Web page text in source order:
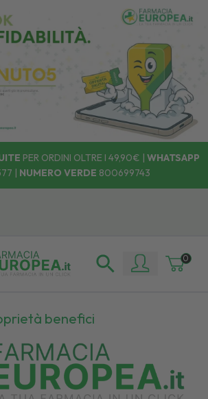
PER ORDINI OLTRE I 49,90€ | WHATSAPP
| NUMERO VERDE 800699743
0
benefici